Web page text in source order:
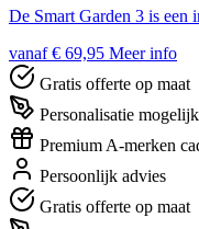
De Smart Garden 3 is een
vanaf € 69,95 Meer info
Gratis offerte op maat
Personalisatie mogelijk
Premium A-merken
Persoonlijk advies
Gratis offerte op maat